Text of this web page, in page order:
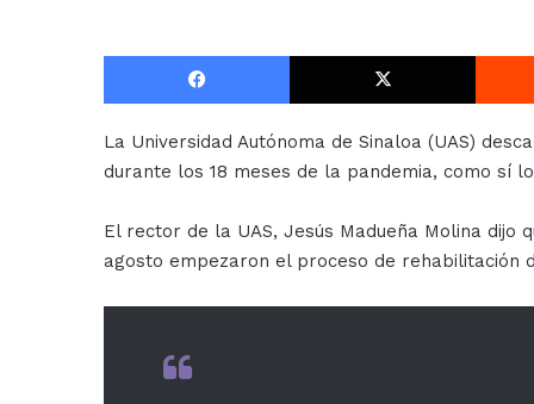
Facebook X
La Universidad Autónoma de Sinaloa (UAS)
durante los 18 meses de la pandemia, como sí
El rector de la UAS, Jesús Madueña Molina dijo
agosto empezaron el proceso de rehabilitación